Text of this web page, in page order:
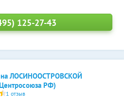
125-27-43
ЛОСИНООСТРОВСКОЙ
РФ)
1 отзыв